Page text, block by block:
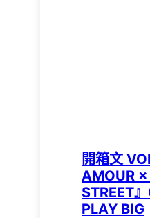
開箱文
AMOUR ×
STREET
PLAY BIG